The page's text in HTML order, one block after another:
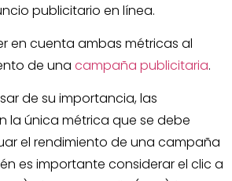
publicitario en línea.
en cuenta ambas métricas al
de una campaña publicitaria.
de su importancia, las
la única métrica que se debe
el rendimiento de una campaña
es importante considerar el clic a